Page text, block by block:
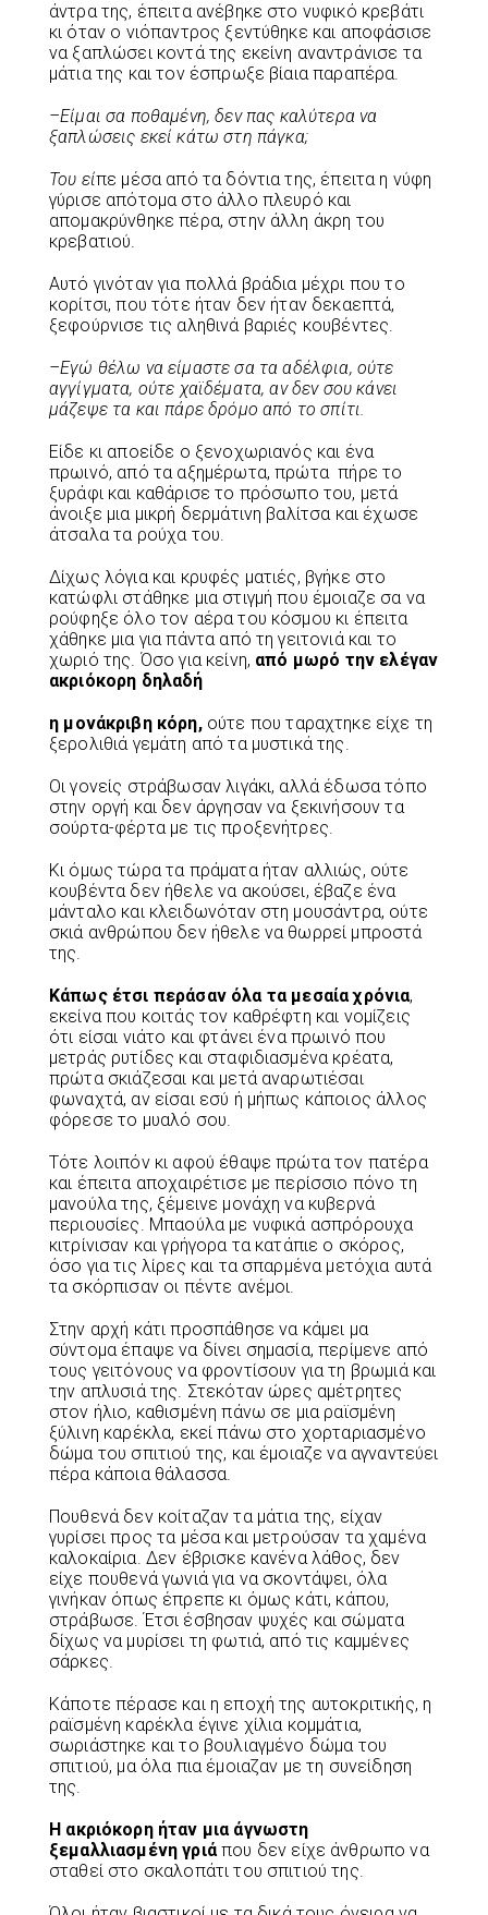
άντρα της, έπειτα ανέβηκε στο νυφικό κρεβάτι
κι όταν ο νιόπαντρος ξεντύθηκε και αποφάσισε
να ξαπλώσει κοντά της εκείνη αναντράνισε τα
μάτια της και τον έσπρωξε βίαια παραπέρα.
–Είμαι σα ποθαμένη,δεν πας καλύτερα να
ξαπλώσεις εκεί κάτω στη πάγκα;
Του είπε μέσα από τα δόντια της, έπειτα η νύφη
γύρισε απότομα στο άλλο πλευρό και
απομακρύνθηκε πέρα, στην άλλη άκρη του
κρεβατιού.
Αυτό γινόταν για πολλά βράδια μέχρι που το
κορίτσι, που τότε ήταν δεν ήταν δεκαεπτά,
ξεφούρνισε τις αληθινά βαριές κουβέντες.
–Εγώ θέλω να είμαστε σα τα αδέλφια, ούτε
αγγίγματα, ούτε χαϊδέματα,αν δεν σου κάνει
μάζεψε τα και πάρε δρόμο από το σπίτι
Είδε κι αποείδε ο ξενοχωριανός και ένα
πρωινό, από τα αξημέρωτα, πρώτα πήρε το
ξυράφι και καθάρισε το πρόσωπο του, μετά
άνοιξε μια μικρή δερμάτινη βαλίτσα και έχωσε
άτσαλα τα ρούχα του.
Δίχως λόγια και κρυφές ματιές, βγήκε στο
κατώφλι στάθηκε μια στιγμή που έμοιαζε σα να
ρούφηξε όλο τον αέρα του κόσμου κι έπειτα
χάθηκε μια για πάντα από τη γειτονιά και το
χωριό της. Όσο για κείνη, από μωρό την ελέγαν
ακριόκορη δηλαδή
η μονάκριβη κόρη, ούτε που ταραχτηκε είχε τη
ξερολιθιά γεμάτη από τα μυστικά της.
Οι γονείς στράβωσαν λιγάκι, αλλά έδωσα τόπο
στην οργή και δεν άργησαν να ξεκινήσουν τα
σούρτα-φέρτα με τις προξενήτρες.
Κι όμως τώρα τα πράματα ήταν αλλιώς, ούτε
κουβέντα δεν ήθελε να ακούσει, έβαζε ένα
μάνταλο και κλειδωνόταν στη μουσάντρα, ούτε
σκιά ανθρώπου δεν ήθελε να θωρρεί μπροστά
της.
Κάπως έτσι περάσαν όλα τα μεσαία χρόνια,
εκείνα που κοιτάς τον καθρέφτη και νομίζεις
ότι είσαι νιάτο και φτάνει ένα πρωινό που
μετράς ρυτίδες και σταφιδιασμένα κρέατα,
πρώτα σκιάζεσαι και μετά αναρωτιέσαι
φωναχτά, αν είσαι εσύ ή μήπως κάποιος άλλος
φόρεσε το μυαλό σου.
Τότε λοιπόν κι αφού έθαψε πρώτα τον πατέρα
και έπειτα αποχαιρέτισε με περίσσιο πόνο τη
μανούλα της, ξέμεινε μονάχη να κυβερνά
περιουσίες. Μπαούλα με νυφικά ασπρόρουχα
κιτρίνισαν και γρήγορα τα κατάπιε ο σκόρος,
όσο για τις λίρες και τα σπαρμένα μετόχια αυτά
τα σκόρπισαν οι πέντε ανέμοι.
Στην αρχή κάτι προσπάθησε να κάμει μα
σύντομα έπαψε να δίνει σημασία, περίμενε από
τους γειτόνους να φροντίσουν για τη βρωμιά και
την απλυσιά της. Στεκόταν ώρες αμέτρητες
στον ήλιο, καθισμένη πάνω σε μια ραϊσμένη
ξύλινη καρέκλα, εκεί πάνω στο χορταριασμένο
δώμα του σπιτιού της, και έμοιαζε να αγναντεύει
πέρα κάποια θάλασσα.
Πουθενά δεν κοίταζαν τα μάτια της, είχαν
γυρίσει προς τα μέσα και μετρούσαν τα χαμένα
καλοκαίρια. Δεν έβρισκε κανένα λάθος, δεν
είχε πουθενά γωνιά για να σκοντάψει, όλα
γινήκαν όπως έπρεπε κι όμως κάτι, κάπου,
στράβωσε. Έτσι έσβησαν ψυχές και σώματα
δίχως να μυρίσει τη φωτιά, από τις καμμένες
σάρκες.
Κάποτε πέρασε και η εποχή της αυτοκριτικής, η
ραϊσμένη καρέκλα έγινε χίλια κομμάτια,
σωριάστηκε και το βουλιαγμένο δώμα του
σπιτιού, μα όλα πια έμοιαζαν με τη συνείδηση
της.
Η ακριόκορη ήταν μια άγνωστη
ξεμαλλιασμένη γριάπου δεν είχε άνθρωπο να
σταθεί στο σκαλοπάτι του σπιτιού της.